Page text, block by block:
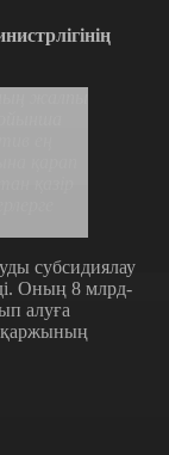
субсидиялау
Оның 8 млрд-
алуға
қаржының